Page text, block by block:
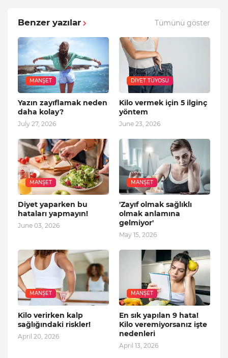
Benzer yazılar Tümünü göster
MANŞET
Yazın zayıflamak neden
daha kolay?
July 27, 2026
DIYET TÜYOSU
Kilo vermek için 5 ilginç
yöntem
June 23, 2026
MANŞET
Diyet yaparken bu
hataları yapmayın!
June 03, 2026
MANŞET
'Zayıf olmak sağlıklı
olmak anlamına
gelmiyor'
May 15, 2026
MANŞET
Kilo verirken kalp
sağlığındaki riskler!
April 20, 2026
MANŞET
En sık yapılan 9 hata!
Kilo veremiyorsanız işte
nedenleri
April 13, 2026